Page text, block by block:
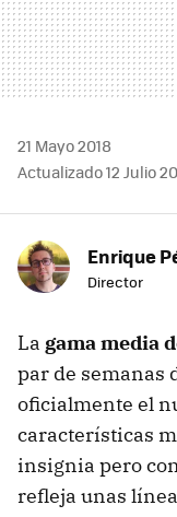
21 Mayo 2018
Actualizado 12 Julio
Enrique
Director
La gama media
par de semanas
oficialmente el
características
insignia pero
refleja unas